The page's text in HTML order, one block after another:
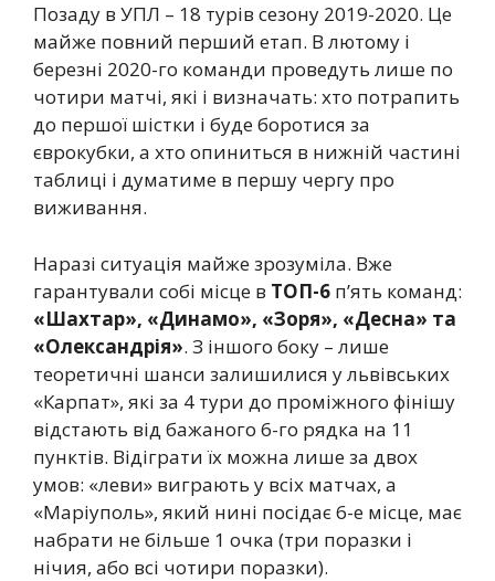
Позаду в УПЛ – 18 турів сезону 2019-2020. Це
майже повний перший етап. В лютому і
березні 2020-го команди проведуть лише по
чотири матчі, які і визначать: хто потрапить
до першої шістки і буде боротися за
єврокубки, а хто опиниться в нижній частині
таблиці і думатиме в першу чергу про
виживання.
Наразі ситуація майже зрозуміла. Вже
гарантували собі місце в ТОП-6 п’ять команд:
«Шахтар», «Динамо», «Зоря», «Десна» та
«Олександрія». З іншого боку – лише
теоретичні шанси залишилися у львівських
«Карпат», які за 4 тури до проміжного фінішу
відстають від бажаного 6-го рядка на 11
пунктів. Відіграти їх можна лише за двох
умов: «леви» виграють у всіх матчах, а
«Маріуполь», який нині посідає 6-е місце, має
набрати не більше 1 очка (три поразки і
нічия, або всі чотири поразки).